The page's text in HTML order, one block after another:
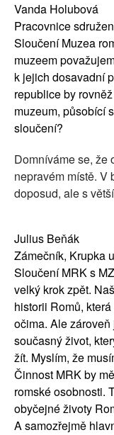
Vanda Holubová
Pracovnice
Sloučení Muzea
muzeem
k jejich dosavadní
republice by
muzeum, působící
sloučení?
Domníváme se, že
nepravém místě. V
doposud, ale s
Julius Beňák
Zámečník, Krupka
Sloučení MRK s
velký krok zpět.
historii Romů,
očima. Ale
současný život,
žít. Myslím, že
Činnost MRK by
romské osobnosti.
obyčejné životy
A samozřejmě